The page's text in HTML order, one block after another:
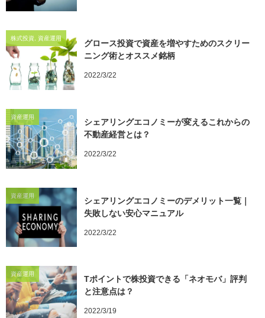
株式投資, 資産運用
グロース投資で資産を増やすためのスクリー
ニング術とオススメ銘柄
2022/3/22
資産運用
シェアリングエコノミーが変えるこれからの
不動産経営とは？
2022/3/22
資産運用
シェアリングエコノミーのデメリット一覧｜
失敗しない安心マニュアル
2022/3/22
資産運用
Tポイントで株投資できる「ネオモバ」評判
と注意点は？
2022/3/19